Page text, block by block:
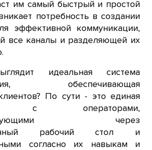
им самый быстрый и простой
потребность в создании
эффективной коммуникации,
все каналы и разделяющей их
идеальная система
обеспечивающая
По сути - это единая
с операторами,
через
рабочий стол и
согласно их навыкам и